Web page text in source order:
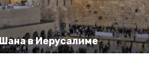
в Иерусалиме